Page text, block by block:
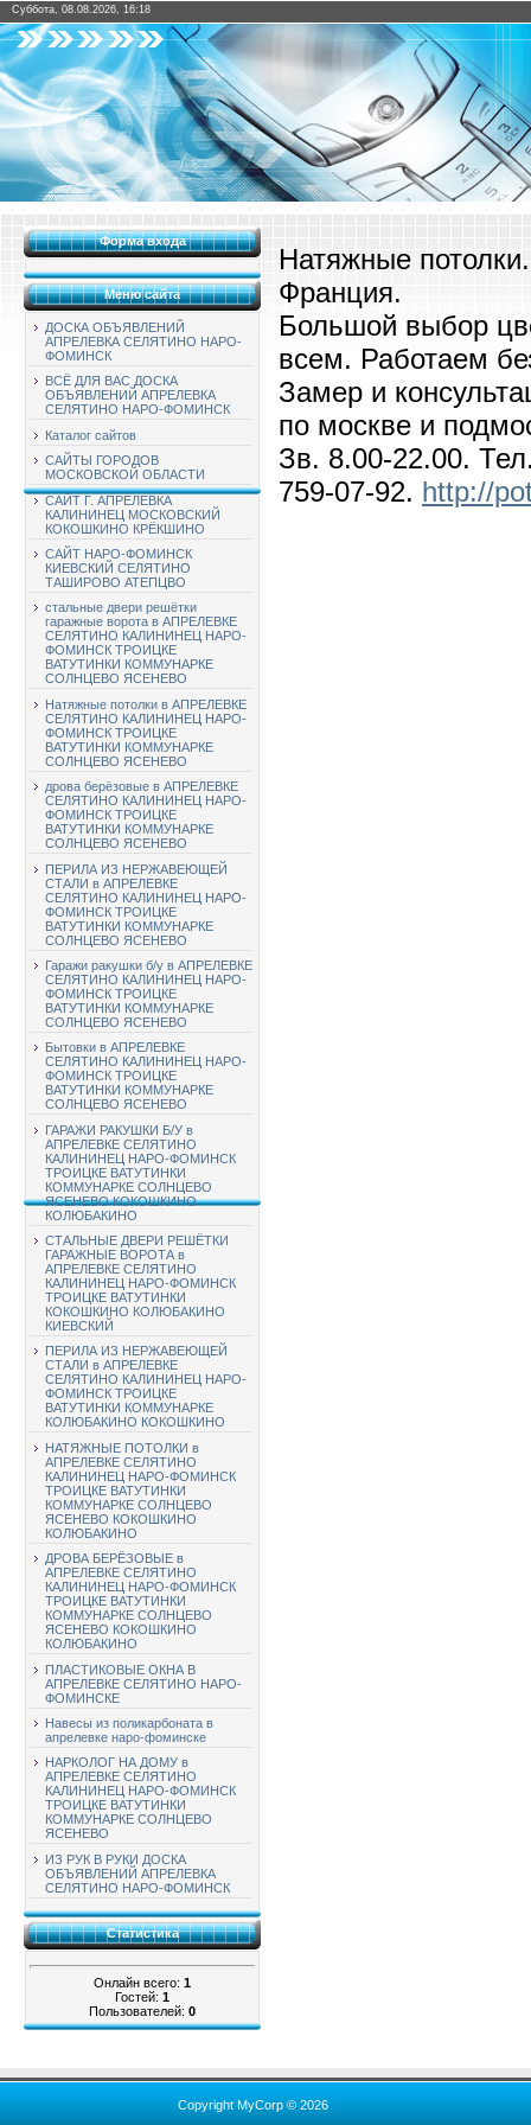
Суббота, 08.08.2026, 16:18
Форма входа
Меню сайта
ДОСКА ОБЪЯВЛЕНИЙ
АПРЕЛЕВКА СЕЛЯТИНО НАРО-
ФОМИНСК
ВСЁ ДЛЯ ВАС ДОСКА
ОБЪЯВЛЕНИЙ АПРЕЛЕВКА
СЕЛЯТИНО НАРО-ФОМИНСК
Каталог сайтов
САЙТЫ ГОРОДОВ
МОСКОВСКОЙ ОБЛАСТИ
САЙТ Г. АПРЕЛЕВКА
КАЛИНИНЕЦ МОСКОВСКИЙ
КОКОШКИНО КРЁКШИНО
САЙТ НАРО-ФОМИНСК
КИЕВСКИЙ СЕЛЯТИНО
ТАШИРОВО АТЕПЦВО
стальные двери решётки
гаражные ворота в АПРЕЛЕВКЕ
СЕЛЯТИНО КАЛИНИНЕЦ НАРО-
ФОМИНСК ТРОИЦКЕ
ВАТУТИНКИ КОММУНАРКЕ
СОЛНЦЕВО ЯСЕНЕВО
Натяжные потолки в АПРЕЛЕВКЕ
СЕЛЯТИНО КАЛИНИНЕЦ НАРО-
ФОМИНСК ТРОИЦКЕ
ВАТУТИНКИ КОММУНАРКЕ
СОЛНЦЕВО ЯСЕНЕВО
дрова берёзовые в АПРЕЛЕВКЕ
СЕЛЯТИНО КАЛИНИНЕЦ НАРО-
ФОМИНСК ТРОИЦКЕ
ВАТУТИНКИ КОММУНАРКЕ
СОЛНЦЕВО ЯСЕНЕВО
ПЕРИЛА ИЗ НЕРЖАВЕЮЩЕЙ
СТАЛИ в АПРЕЛЕВКЕ
СЕЛЯТИНО КАЛИНИНЕЦ НАРО-
ФОМИНСК ТРОИЦКЕ
ВАТУТИНКИ КОММУНАРКЕ
СОЛНЦЕВО ЯСЕНЕВО
Гаражи ракушки б/у в АПРЕЛЕВКЕ
СЕЛЯТИНО КАЛИНИНЕЦ НАРО-
ФОМИНСК ТРОИЦКЕ
ВАТУТИНКИ КОММУНАРКЕ
СОЛНЦЕВО ЯСЕНЕВО
Бытовки в АПРЕЛЕВКЕ
СЕЛЯТИНО КАЛИНИНЕЦ НАРО-
ФОМИНСК ТРОИЦКЕ
ВАТУТИНКИ КОММУНАРКЕ
СОЛНЦЕВО ЯСЕНЕВО
ГАРАЖИ РАКУШКИ Б/У в
АПРЕЛЕВКЕ СЕЛЯТИНО
КАЛИНИНЕЦ НАРО-ФОМИНСК
ТРОИЦКЕ ВАТУТИНКИ
КОММУНАРКЕ СОЛНЦЕВО
ЯСЕНЕВО КОКОШКИНО
КОЛЮБАКИНО
СТАЛЬНЫЕ ДВЕРИ РЕШЁТКИ
ГАРАЖНЫЕ ВОРОТА в
АПРЕЛЕВКЕ СЕЛЯТИНО
КАЛИНИНЕЦ НАРО-ФОМИНСК
ТРОИЦКЕ ВАТУТИНКИ
КОКОШКИНО КОЛЮБАКИНО
КИЕВСКИЙ
ПЕРИЛА ИЗ НЕРЖАВЕЮЩЕЙ
СТАЛИ в АПРЕЛЕВКЕ
СЕЛЯТИНО КАЛИНИНЕЦ НАРО-
ФОМИНСК ТРОИЦКЕ
ВАТУТИНКИ КОММУНАРКЕ
КОЛЮБАКИНО КОКОШКИНО
НАТЯЖНЫЕ ПОТОЛКИ в
АПРЕЛЕВКЕ СЕЛЯТИНО
КАЛИНИНЕЦ НАРО-ФОМИНСК
ТРОИЦКЕ ВАТУТИНКИ
КОММУНАРКЕ СОЛНЦЕВО
ЯСЕНЕВО КОКОШКИНО
КОЛЮБАКИНО
ДРОВА БЕРЁЗОВЫЕ в
АПРЕЛЕВКЕ СЕЛЯТИНО
КАЛИНИНЕЦ НАРО-ФОМИНСК
ТРОИЦКЕ ВАТУТИНКИ
КОММУНАРКЕ СОЛНЦЕВО
ЯСЕНЕВО КОКОШКИНО
КОЛЮБАКИНО
ПЛАСТИКОВЫЕ ОКНА В
АПРЕЛЕВКЕ СЕЛЯТИНО НАРО-
ФОМИНСКЕ
Навесы из поликарбоната в
апрелевке наро-фоминске
НАРКОЛОГ НА ДОМУ в
АПРЕЛЕВКЕ СЕЛЯТИНО
КАЛИНИНЕЦ НАРО-ФОМИНСК
ТРОИЦКЕ ВАТУТИНКИ
КОММУНАРКЕ СОЛНЦЕВО
ЯСЕНЕВО
ИЗ РУК В РУКИ ДОСКА
ОБЪЯВЛЕНИЙ АПРЕЛЕВКА
СЕЛЯТИНО НАРО-ФОМИНСК
Статистика
Онлайн всего: 1
Гостей: 1
Пользователей: 0
Натяжные
Франция.
Большой выбор
всем. Работаем
Замер и
по москве и
Зв. 8.00-22.00.
759-07-92. http://
Copyright MyCorp © 2026